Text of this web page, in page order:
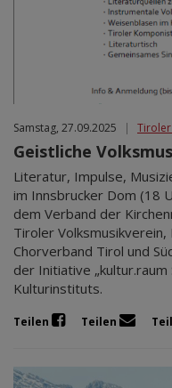
Samstag, 27.09.2025 |
Geistliche
Literatur, Impulse,
im Innsbrucker Dom (18
dem Verband der
Tiroler
Chorverband Tirol und
der Initiative
Kulturinstituts.
Teilen Teilen